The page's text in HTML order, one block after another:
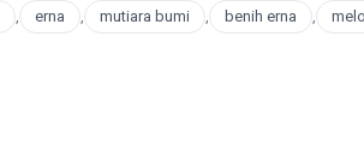
, erna , mutiara bumi , benih erna ,